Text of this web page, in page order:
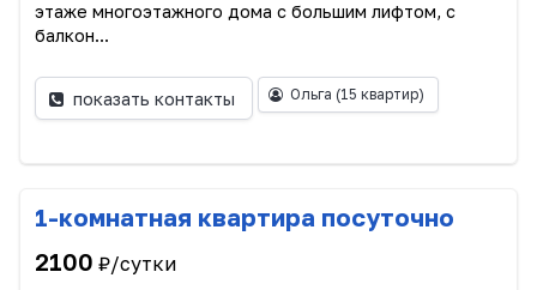
этаже многоэтажного дома с большим лифтом, с
балкон...
показать контакты Ольга (15 квартир)
1-комнатная квартира посуточно
2100 ₽/сутки